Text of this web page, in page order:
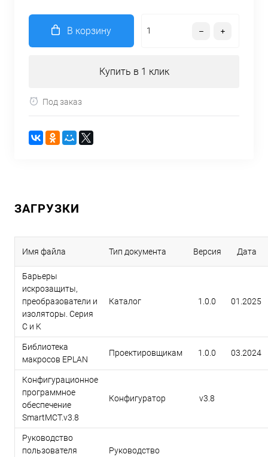
В корзину
Купить в 1 клик
Под заказ
ЗАГРУЗКИ
Имя файла Тип документа Версия Дата
Барьеры
искрозащиты,
преобразователи и
изоляторы. Серия
C и K
Каталог 1.0.0 01.2025
Библиотека
макросов EPLAN
Проектировщикам 1.0.0 03.2024
Конфигурационное
программное
обеспечение
SmartMCT.v3.8
Конфигуратор v3.8
Руководство
пользователя
Руководство